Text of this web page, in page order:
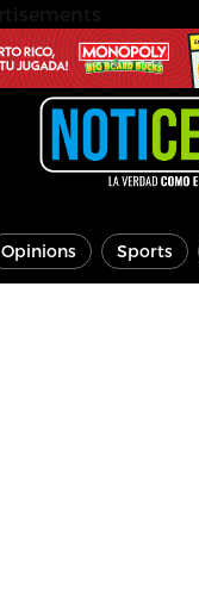
Opinions Sports